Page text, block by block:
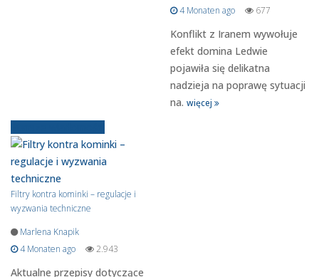
4 Monaten ago
677
Konflikt z Iranem wywołuje
efekt domina Ledwie
pojawiła się delikatna
nadzieja na poprawę sytuacji
na. więcej
Filtry kontra kominki – regulacje i
wyzwania techniczne
Marlena Knapik
4 Monaten ago
2.943
Aktualne przepisy dotyczące